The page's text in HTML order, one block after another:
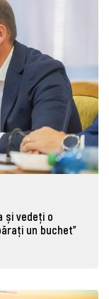
și vedeți o
un buchet"